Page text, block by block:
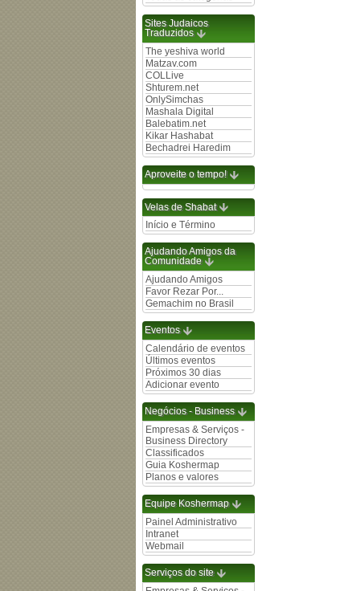
Sites Judaicos
Traduzidos
The yeshiva world
Matzav.com
COLLive
Shturem.net
OnlySimchas
Mashala Digital
Balebatim.net
Kikar Hashabat
Bechadrei Haredim
Aproveite o tempo!
Velas de Shabat
Início e Término
Ajudando Amigos da
Comunidade
Ajudando Amigos
Favor Rezar Por...
Gemachim no Brasil
Eventos
Calendário de eventos
Últimos eventos
Próximos 30 dias
Adicionar evento
Negócios - Business
Empresas & Serviços -
Business Directory
Classificados
Guia Koshermap
Planos e valores
Equipe Koshermap
Painel Administrativo
Intranet
Webmail
Serviços do site